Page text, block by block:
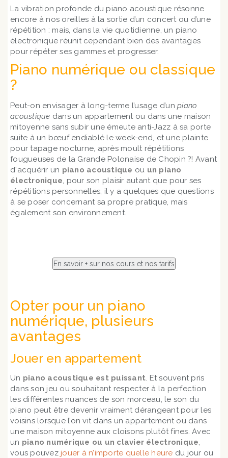
La vibration profonde du piano acoustique résonne
encore à nos oreilles à la sortie d’un concert ou d’une
répétition : mais, dans la vie quotidienne, un piano
électronique réunit cependant bien des avantages
pour répéter ses gammes et progresser.
Piano numérique ou classique
?
Peut-on envisager à long-terme l’usage d’un piano
acoustique dans un appartement ou dans une maison
mitoyenne sans subir une émeute anti-Jazz à sa porte
suite à un bœuf endiablé le week-end, et une plainte
pour tapage nocturne, après moult répétitions
fougueuses de la Grande Polonaise de Chopin ?! Avant
d'acquérir un piano acoustique ou un piano
électronique, pour son plaisir autant que pour ses
répétitions personnelles, il y a quelques que questions
à se poser concernant sa propre pratique, mais
également son environnement.
Opter pour un piano
numérique, plusieurs
avantages
Jouer en appartement
Un piano acoustique est puissant. Et souvent pris
dans son jeu ou souhaitant respecter à la perfection
les différentes nuances de son morceau, le son du
piano peut être devenir vraiment dérangeant pour les
voisins lorsque l’on vit dans un appartement ou dans
une maison mitoyenne aux cloisons plutôt fines. Avec
un piano numérique ou un clavier électronique,
vous pouvez jouer à n’importe quelle heure du jour ou